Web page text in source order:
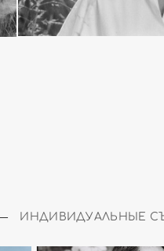
ИНДИВИДУАЛЬНЫЕ